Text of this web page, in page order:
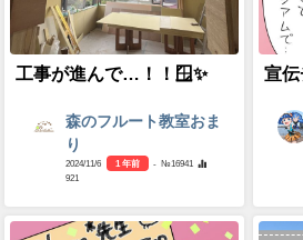
工事が進んで…！！🪟✨
森のフルート教室おま
り
2024/11/6 1 年前
- №16941
921
宣